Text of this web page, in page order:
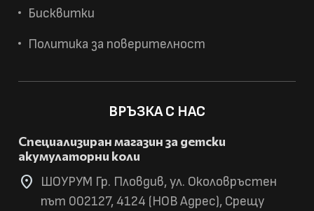
Бисквитки
Политика за поверителност
ВРЪЗКА С НАС
Специализиран магазин за детски
акумулаторни коли
location_on
ШОУРУМ Гр. Пловдив, ул. Околовръстен
път 002127, 4124 (НОВ Адрес), Срещу